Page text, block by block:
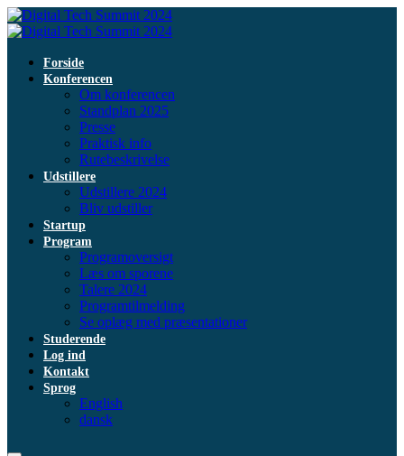
Forside
Konferencen
Om konferencen
Standplan 2025
Presse
Praktisk info
Rutebeskrivelse
Udstillere
Udstillere 2024
Bliv udstiller
Startup
Program
Programoversigt
Læs om sporene
Talere 2024
Programtilmelding
Se oplæg med præsentationer
Studerende
Log ind
Kontakt
Sprog
English
dansk